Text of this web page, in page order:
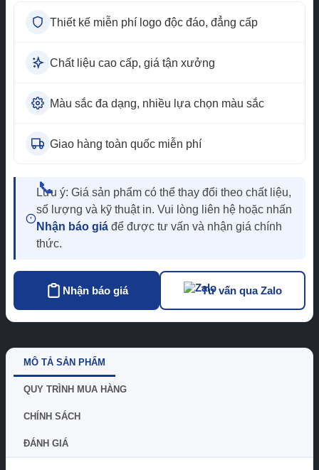
Đồng phục khác
Đồng phục mầm
Đồng phục công sở
phục
📞 0965.013.894
Nhận báo giá
Thiết kế miễn phí logo độc đáo, đẳng cấp
Chất liệu cao cấp, giá tận xưởng
Màu sắc đa dạng, nhiều lựa chọn màu sắc
Giao hàng toàn quốc miễn phí
Lưu ý: Giá sản phẩm có thể thay đổi theo chất liệu,
số lượng và kỹ thuật in. Vui lòng liên hệ hoặc nhấn
Nhận báo giá để được tư vấn và nhận giá chính
thức.
Nhận báo giá Tư vấn qua Zalo
MÔ TẢ SẢN PHẨM
QUY TRÌNH MUA HÀNG
CHÍNH SÁCH
ĐÁNH GIÁ